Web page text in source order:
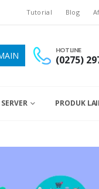
Tutorial Blog
HOTLINE
(0275)
SERVER PRODUK